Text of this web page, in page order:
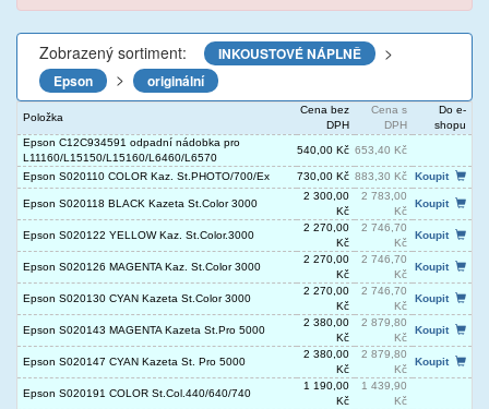
Zobrazený sortiment: INKOUSTOVÉ NÁPLNĚ >
Epson > originální
Položka
Cena bez
DPH
Cena s
DPH
Do e-
shopu
Epson C12C934591 odpadní nádobka pro
L11160/L15150/L15160/L6460/L6570
540,00 Kč 653,40 Kč
Epson S020110 COLOR Kaz. St.PHOTO/700/Ex 730,00 Kč 883,30 Kč Koupit
Epson S020118 BLACK Kazeta St.Color 3000
2 300,00
Kč
2 783,00
Kč
Koupit
Epson S020122 YELLOW Kaz. St.Color.3000
2 270,00
Kč
2 746,70
Kč
Koupit
Epson S020126 MAGENTA Kaz. St.Color 3000
2 270,00
Kč
2 746,70
Kč
Koupit
Epson S020130 CYAN Kazeta St.Color 3000
2 270,00
Kč
2 746,70
Kč
Koupit
Epson S020143 MAGENTA Kazeta St.Pro 5000
2 380,00
Kč
2 879,80
Kč
Koupit
Epson S020147 CYAN Kazeta St. Pro 5000
2 380,00
Kč
2 879,80
Kč
Koupit
Epson S020191 COLOR St.Col.440/640/740
1 190,00
Kč
1 439,90
Kč